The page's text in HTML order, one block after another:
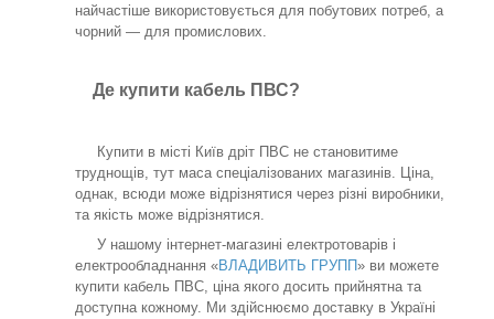
найчастіше використовується для побутових потреб, а
чорний — для промислових.
Де купити кабель ПВС?
Купити в місті Київ дріт ПВС не становитиме
труднощів, тут маса спеціалізованих магазинів. Ціна,
однак, всюди може відрізнятися через різні виробники,
та якість може відрізнятися.
У нашому інтернет-магазині електротоварів і
електрообладнання «ВЛАДИВИТЬ ГРУПП» ви можете
купити кабель ПВС, ціна якого досить прийнятна та
доступна кожному. Ми здійснюємо доставку в Україні